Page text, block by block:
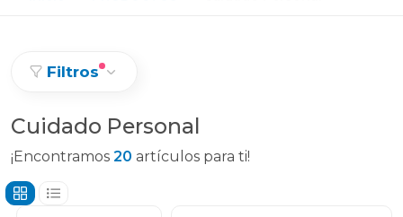
Filtros
Cuidado Personal
¡Encontramos 20 artículos para ti!